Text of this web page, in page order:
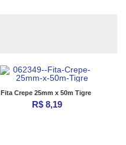
Fita Crepe 25mm x 50m Tigre
R$ 8,19